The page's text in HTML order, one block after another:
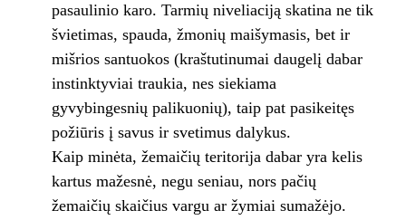
pasaulinio karo. Tarmių niveliaciją skatina ne tik
švietimas, spauda, žmonių maišymasis, bet ir
mišrios santuokos (kraštutinumai daugelį dabar
instinktyviai traukia, nes siekiama
gyvybingesnių palikuonių), taip pat pasikeitęs
požiūris į savus ir svetimus dalykus.
Kaip minėta, žemaičių teritorija dabar yra kelis
kartus mažesnė, negu seniau, nors pačių
žemaičių skaičius vargu ar žymiai sumažėjo.